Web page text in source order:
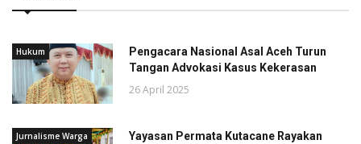
Hukum
Pengacara Nasional Asal Aceh Turun
Tangan Advokasi Kasus Kekerasan
26 April 2025
Jurnalisme Warga
Yayasan Permata Kutacane Rayakan